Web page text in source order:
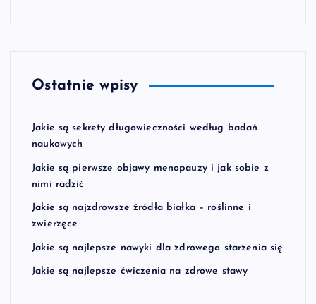
Ostatnie wpisy
Jakie są sekrety długowieczności według badań
naukowych
Jakie są pierwsze objawy menopauzy i jak sobie z
nimi radzić
Jakie są najzdrowsze źródła białka – roślinne i
zwierzęce
Jakie są najlepsze nawyki dla zdrowego starzenia się
Jakie są najlepsze ćwiczenia na zdrowe stawy